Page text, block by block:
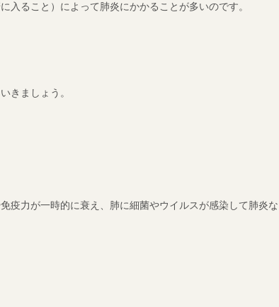
入ること）によって肺炎にかかることが多いのです。
きましょう。
疫力が一時的に衰え、肺に細菌やウイルスが感染して肺炎な